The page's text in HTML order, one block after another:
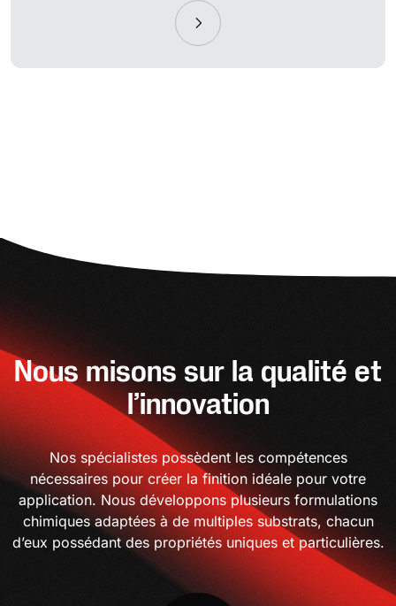
Nous misons sur la qualité et
l’innovation
Nos spécialistes possèdent les compétences
nécessaires pour créer la finition idéale pour votre
application. Nous développons plusieurs formulations
chimiques adaptées à de multiples substrats, chacun
d’eux possédant des propriétés uniques et particulières.